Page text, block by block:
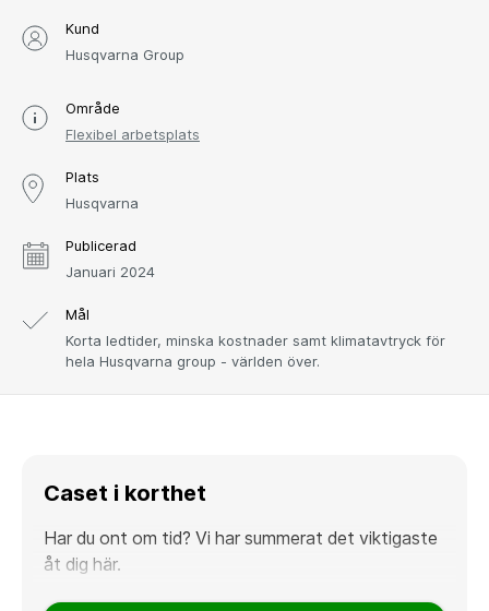
Kund
Husqvarna Group
Område
Flexibel arbetsplats
Plats
Husqvarna
Publicerad
Januari 2024
Mål
Korta ledtider, minska kostnader samt klimatavtryck för
hela Husqvarna group - världen över.
Caset i korthet
Har du ont om tid? Vi har summerat det viktigaste
åt dig här.
Situationen